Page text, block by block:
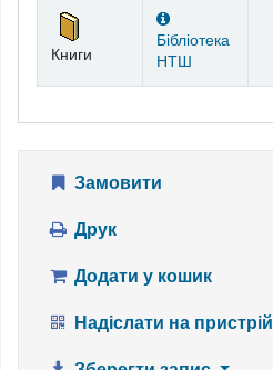
Фонди
Книги
Бібліотека
НТШ
Замовити
Друк
Додати у кошик
Надіслати на пристрій